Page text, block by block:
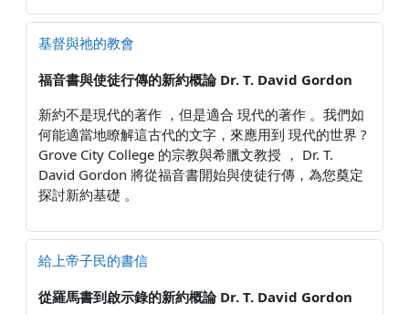
基督與祂的教會
福音書與使徒行傳的新約概論 Dr. T. David Gordon
新約不是現代的著作 ，但是適合 現代的著作 。我們如
何能適當地瞭解這古代的文字，來應用到 現代的世界 ?
Grove City College 的宗教與希臘文教授 ， Dr. T.
David Gordon 將從福音書開始與使徒行傳，為您奠定
探討新約基礎 。
給上帝子民的書信
從羅馬書到啟示錄的新約概論 Dr. T. David Gordon